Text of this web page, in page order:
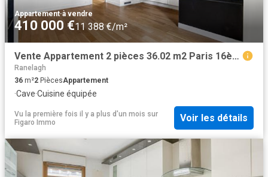
Appartement·à vendre
410 000 €11 388 €/m²
Vente Appartement 2 pièces 36.02 m2 Paris 16ème
Ranelagh
36 m²2 PiècesAppartement
·Cave·Cuisine équipée
Vu la première fois il y a plus d'un mois sur
Figaro Immo
Voir les détails